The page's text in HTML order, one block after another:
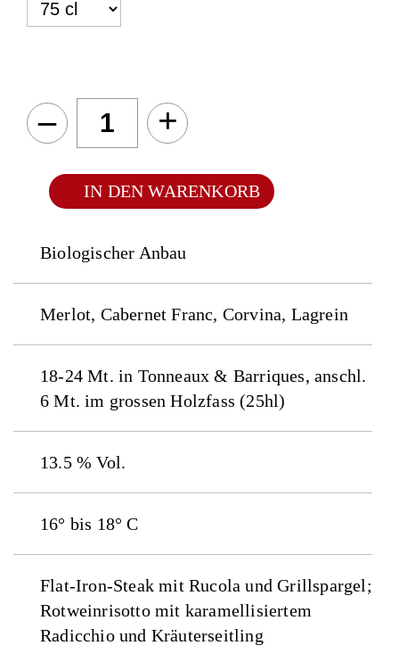
– +
IN DEN WARENKORB
Biologischer Anbau
Merlot, Cabernet Franc, Corvina, Lagrein
18-24 Mt. in Tonneaux & Barriques, anschl.
6 Mt. im grossen Holzfass (25hl)
13.5 % Vol.
16° bis 18° C
Flat-Iron-Steak mit Rucola und Grillspargel;
Rotweinrisotto mit karamellisiertem
Radicchio und Kräuterseitling